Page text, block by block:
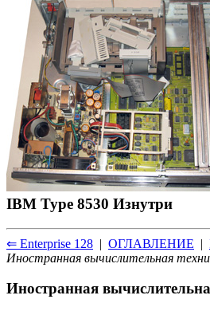
IBM Type 8530 Изнутри
⇐ Enterprise 128 | ОГЛАВЛЕНИЕ |
Иностранная вычислительная
Иностранная